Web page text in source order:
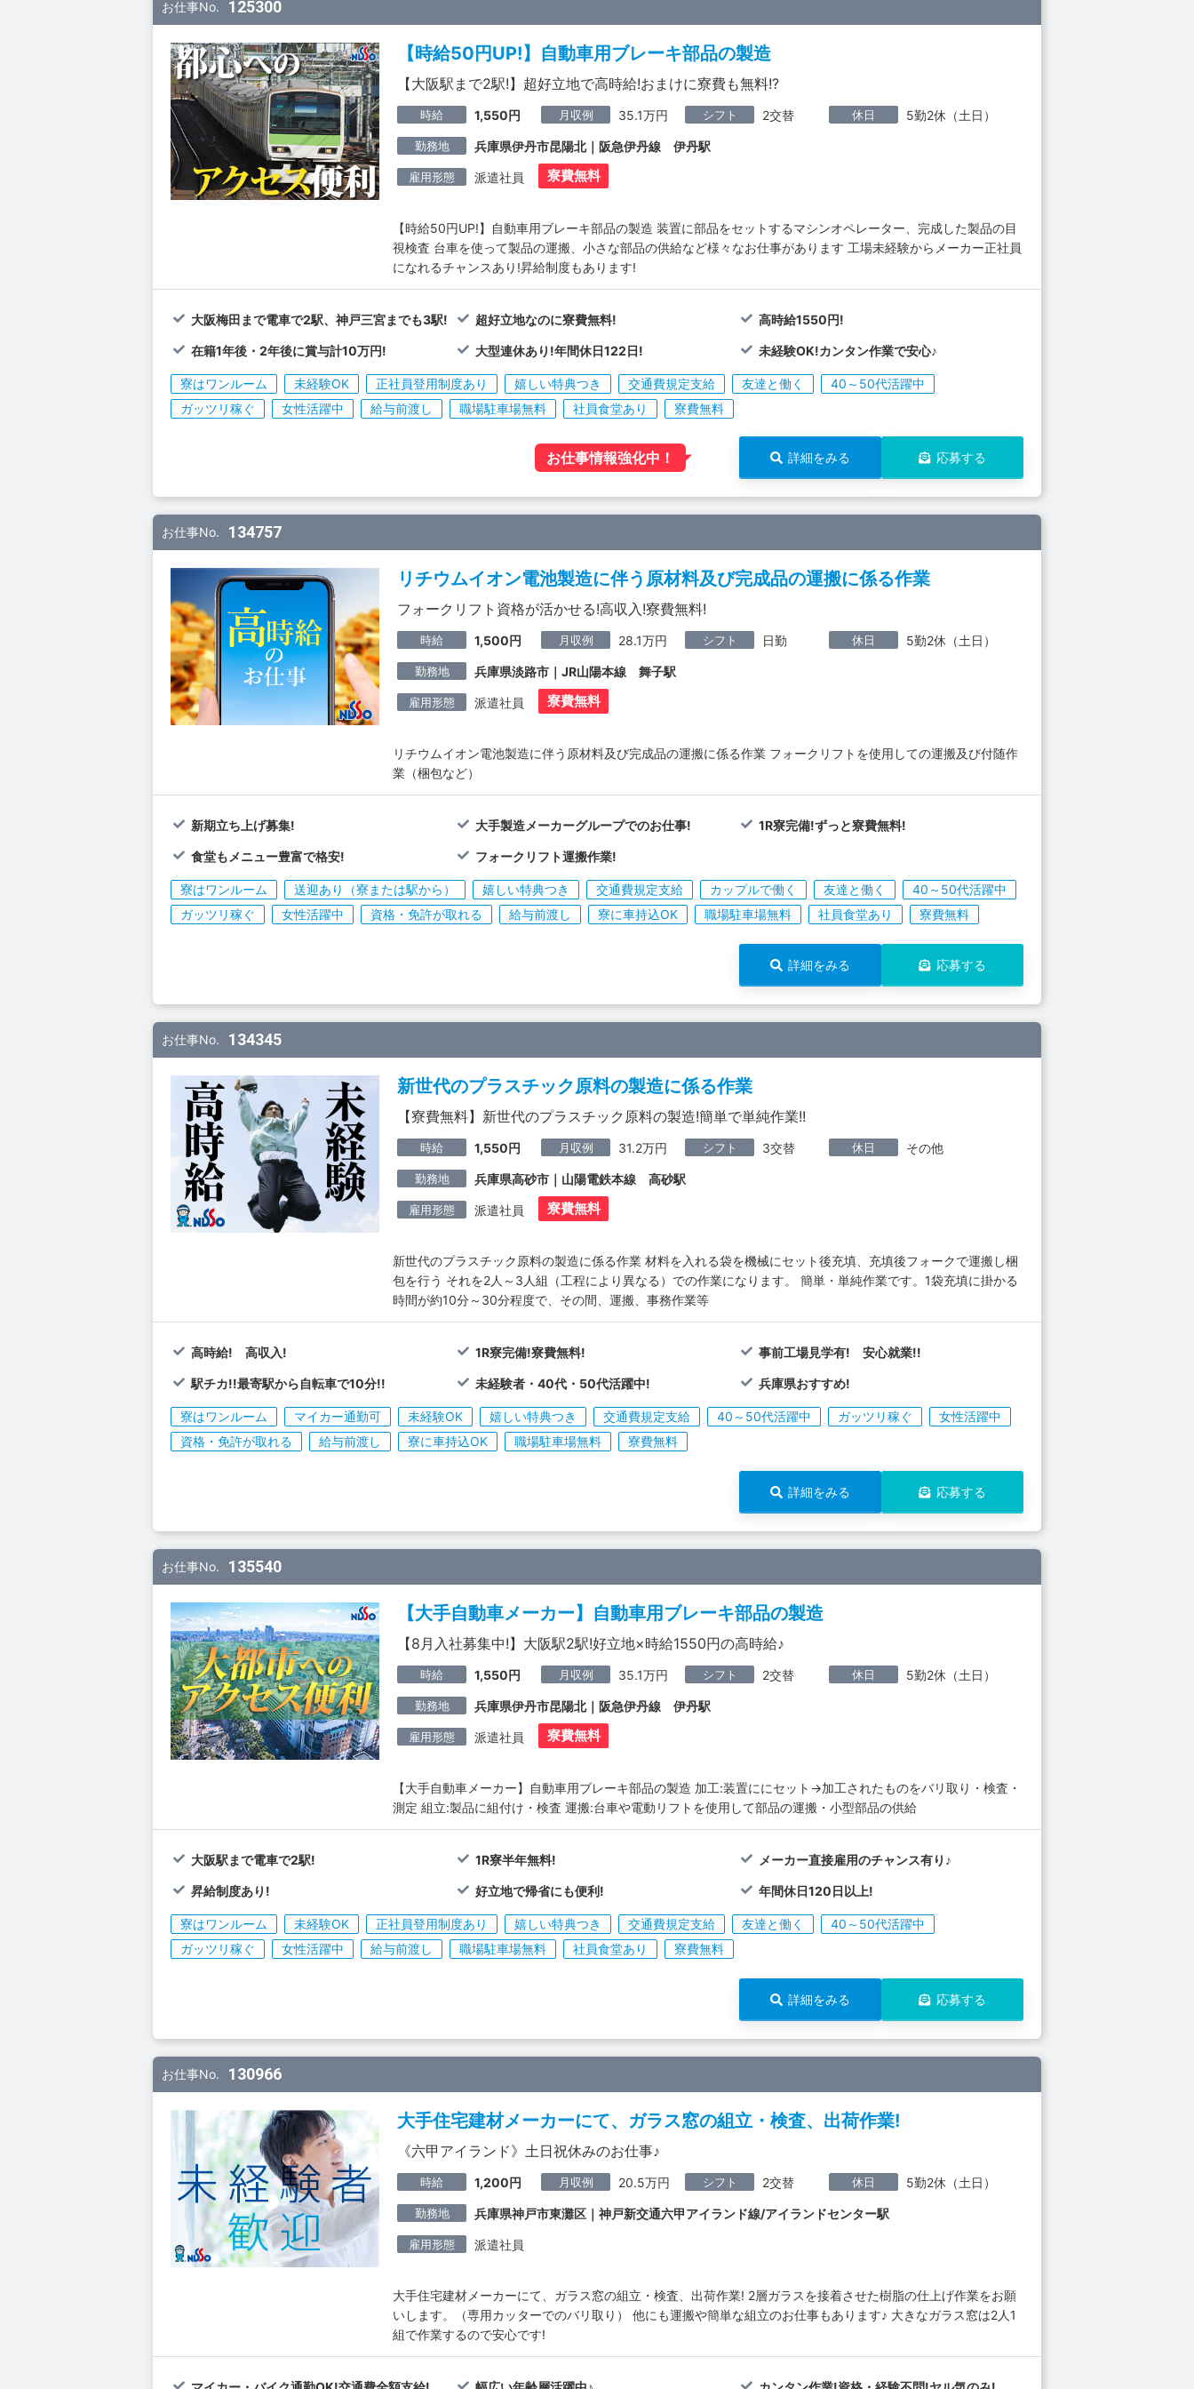
お仕事No. 125300
【時給50円UP!】自動車用ブレーキ部品の製造
【大阪駅まで2駅!】超好立地で高時給!おまけに寮費も無料!?
時給 1,550円 月収例 35.1万円 シフト 2交替 休日 5勤2休（土日）
勤務地 兵庫県伊丹市昆陽北｜阪急伊丹線 伊丹駅
雇用形態 派遣社員 寮費無料
【時給50円UP!】自動車用ブレーキ部品の製造 装置に部品をセットするマシンオペレーター、完成した製品の目
視検査 台車を使って製品の運搬、小さな部品の供給など様々なお仕事があります 工場未経験からメーカー正社員
になれるチャンスあり!昇給制度もあります!
大阪梅田まで電車で2駅、神戸三宮までも3駅! 超好立地なのに寮費無料! 高時給1550円!
在籍1年後・2年後に賞与計10万円! 大型連休あり!年間休日122日! 未経験OK!カンタン作業で安心♪
寮はワンルーム 未経験OK 正社員登用制度あり 嬉しい特典つき 交通費規定支給 友達と働く
40～50代活躍中
ガッツリ稼ぐ
女性活躍中 給与前渡し 職場駐車場無料 社員食堂あり 寮費無料
お仕事情報強化中！ 詳細をみる 応募する
お仕事No. 134757
リチウムイオン電池製造に伴う原材料及び完成品の運搬に係る作業
フォークリフト資格が活かせる!高収入!寮費無料!
時給 1,500円 月収例 28.1万円 シフト 日勤 休日 5勤2休（土日）
勤務地 兵庫県淡路市｜JR山陽本線 舞子駅
雇用形態 派遣社員 寮費無料
リチウムイオン電池製造に伴う原材料及び完成品の運搬に係る作業 フォークリフトを使用しての運搬及び付随作
業（梱包など）
新期立ち上げ募集! 大手製造メーカーグループでのお仕事! 1R寮完備!ずっと寮費無料!
食堂もメニュー豊富で格安! フォークリフト運搬作業!
寮はワンルーム 送迎あり（寮または駅から） 嬉しい特典つき 交通費規定支給 カップルで働く 友達と働く
40～50代活躍中
ガッツリ稼ぐ
女性活躍中 資格・免許が取れる 給与前渡し 寮に車持込OK 職場駐車場無料 社員食堂あり 寮費無料
詳細をみる 応募する
お仕事No. 134345
新世代のプラスチック原料の製造に係る作業
【寮費無料】新世代のプラスチック原料の製造!簡単で単純作業!!
時給 1,550円 月収例 31.2万円 シフト 3交替 休日 その他
勤務地 兵庫県高砂市｜山陽電鉄本線 高砂駅
雇用形態 派遣社員 寮費無料
新世代のプラスチック原料の製造に係る作業 材料を入れる袋を機械にセット後充填、充填後フォークで運搬し梱
包を行う それを2人～3人組（工程により異なる）での作業になります。 簡単・単純作業です。1袋充填に掛かる
時間が約10分～30分程度で、その間、運搬、事務作業等
高時給! 高収入! 1R寮完備!寮費無料! 事前工場見学有! 安心就業!!
駅チカ!!最寄駅から自転車で10分!! 未経験者・40代・50代活躍中! 兵庫県おすすめ!
寮はワンルーム マイカー通勤可 未経験OK 嬉しい特典つき 交通費規定支給 40～50代活躍中 ガッツリ稼ぐ
女性活躍中
資格・免許が取れる
給与前渡し 寮に車持込OK 職場駐車場無料 寮費無料
詳細をみる 応募する
お仕事No. 135540
【大手自動車メーカー】自動車用ブレーキ部品の製造
【8月入社募集中!】大阪駅2駅!好立地×時給1550円の高時給♪
時給 1,550円 月収例 35.1万円 シフト 2交替 休日 5勤2休（土日）
勤務地 兵庫県伊丹市昆陽北｜阪急伊丹線 伊丹駅
雇用形態 派遣社員 寮費無料
【大手自動車メーカー】自動車用ブレーキ部品の製造 加工:装置ににセット→加工されたものをバリ取り・検査・
測定 組立:製品に組付け・検査 運搬:台車や電動リフトを使用して部品の運搬・小型部品の供給
大阪駅まで電車で2駅! 1R寮半年無料! メーカー直接雇用のチャンス有り♪
昇給制度あり! 好立地で帰省にも便利! 年間休日120日以上!
寮はワンルーム 未経験OK 正社員登用制度あり 嬉しい特典つき 交通費規定支給 友達と働く
40～50代活躍中
ガッツリ稼ぐ
女性活躍中 給与前渡し 職場駐車場無料 社員食堂あり 寮費無料
詳細をみる 応募する
お仕事No. 130966
大手住宅建材メーカーにて、ガラス窓の組立・検査、出荷作業!
《六甲アイランド》土日祝休みのお仕事♪
時給 1,200円 月収例 20.5万円 シフト 2交替 休日 5勤2休（土日）
勤務地 兵庫県神戸市東灘区｜神戸新交通六甲アイランド線/アイランドセンター駅
雇用形態 派遣社員
大手住宅建材メーカーにて、ガラス窓の組立・検査、出荷作業! 2層ガラスを接着させた樹脂の仕上げ作業をお願
いします。（専用カッターでのバリ取り） 他にも運搬や簡単な組立のお仕事もあります♪ 大きなガラス窓は2人1
組で作業するので安心です!